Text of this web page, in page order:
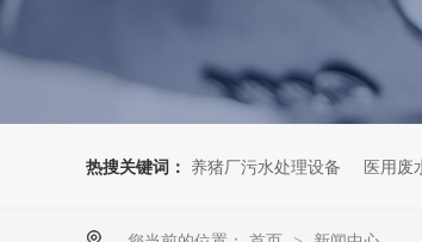
热搜关键词： 养猪厂污水处理设备 医用废